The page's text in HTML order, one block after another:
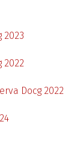
2023
2022
Docg 2022